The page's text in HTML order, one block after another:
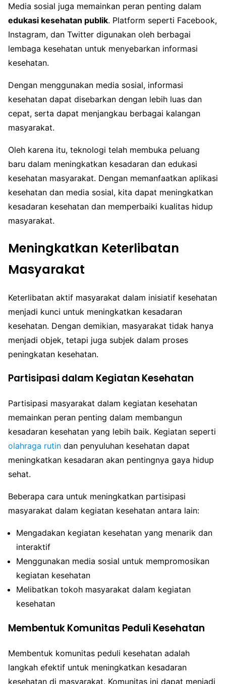
Media sosial juga memainkan peran penting dalam
edukasi kesehatan publik. Platform seperti Facebook,
Instagram, dan Twitter digunakan oleh berbagai
lembaga kesehatan untuk menyebarkan informasi
kesehatan.
Dengan menggunakan media sosial, informasi
kesehatan dapat disebarkan dengan lebih luas dan
cepat, serta dapat menjangkau berbagai kalangan
masyarakat.
Oleh karena itu, teknologi telah membuka peluang
baru dalam meningkatkan kesadaran dan edukasi
kesehatan masyarakat. Dengan memanfaatkan aplikasi
kesehatan dan media sosial, kita dapat meningkatkan
kesadaran kesehatan dan memperbaiki kualitas hidup
masyarakat.
Meningkatkan Keterlibatan
Masyarakat
Keterlibatan aktif masyarakat dalam inisiatif kesehatan
menjadi kunci untuk meningkatkan kesadaran
kesehatan. Dengan demikian, masyarakat tidak hanya
menjadi objek, tetapi juga subjek dalam proses
peningkatan kesehatan.
Partisipasi dalam Kegiatan Kesehatan
Partisipasi masyarakat dalam kegiatan kesehatan
memainkan peran penting dalam membangun
kesadaran kesehatan yang lebih baik. Kegiatan seperti
olahraga rutin dan penyuluhan kesehatan dapat
meningkatkan kesadaran akan pentingnya gaya hidup
sehat.
Beberapa cara untuk meningkatkan partisipasi
masyarakat dalam kegiatan kesehatan antara lain:
Mengadakan kegiatan kesehatan yang menarik dan
interaktif
Menggunakan media sosial untuk mempromosikan
kegiatan kesehatan
Melibatkan tokoh masyarakat dalam kegiatan
kesehatan
Membentuk Komunitas Peduli Kesehatan
Membentuk komunitas peduli kesehatan adalah
langkah efektif untuk meningkatkan kesadaran
kesehatan di masyarakat. Komunitas ini dapat menjadi